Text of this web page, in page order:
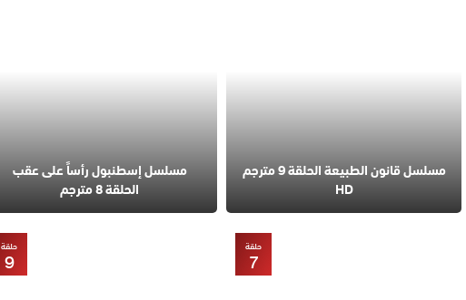
مسلسل قانون الطبيعة الحلقة 9 مترجم
HD
مسلسل إسطنبول رأساً على عقب
الحلقة 8 مترجم
حلقة
7
حلقة
9